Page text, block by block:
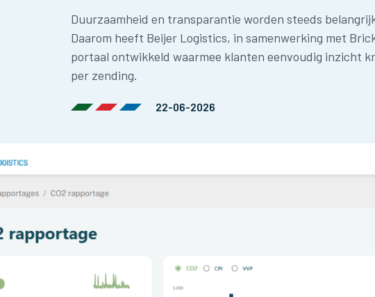
Duurzaamheid en transparantie worden steeds
Daarom heeft Beijer Logistics, in samenwerking met
portaal ontwikkeld waarmee klanten eenvoudig inzicht
per zending.
22-06-2026